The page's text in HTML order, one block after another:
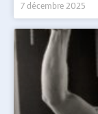
7 décembre 2025